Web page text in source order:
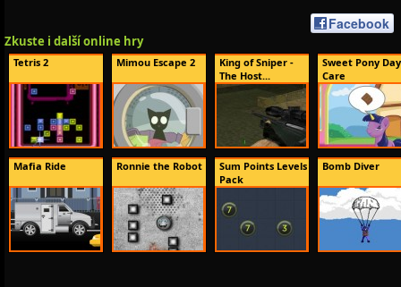
Facebook
Zkuste i další online hry
Tetris 2 Mimou Escape 2
King of Sniper -
The Host...
Sweet Pony Day
Care
Mafia Ride Ronnie the Robot
Sum Points Levels
Pack
Bomb Diver